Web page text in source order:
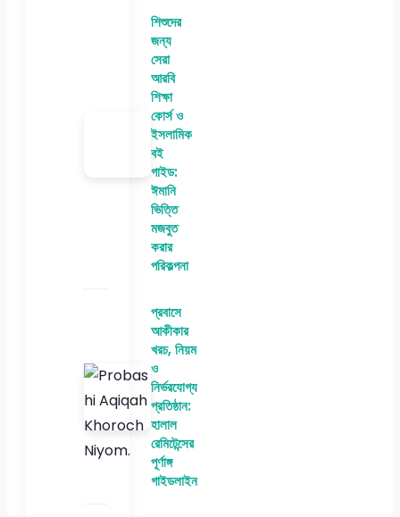
শিশুদের
জন্য
সেরা
আরবি
শিক্ষা
কোর্স ও
ইসলামিক
বই
গাইড:
ঈমানি
ভিত্তি
মজবুত
করার
পরিকল্পনা
প্রবাসে
আকীকার
খরচ, নিয়ম
ও
নির্ভরযোগ্য
প্রতিষ্ঠান:
হালাল
রেমিটেন্সের
পূর্ণাঙ্গ
গাইডলাইন